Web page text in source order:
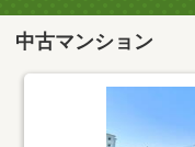
中古マンション